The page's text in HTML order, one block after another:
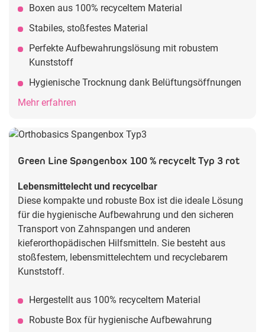
Boxen aus 100% recyceltem Material
Stabiles, stoßfestes Material
Perfekte Aufbewahrungslösung mit robustem
Kunststoff
Hygienische Trocknung dank Belüftungsöffnungen
Mehr erfahren
Green Line Spangenbox 100 % recycelt Typ 3 rot
Lebensmittelecht und recycelbar
Diese kompakte und robuste Box ist die ideale Lösung
für die hygienische Aufbewahrung und den sicheren
Transport von Zahnspangen und anderen
kieferorthopädischen Hilfsmitteln. Sie besteht aus
stoßfestem, lebensmittelechtem und recyclebarem
Kunststoff.
Hergestellt aus 100% recyceltem Material
Robuste Box für hygienische Aufbewahrung